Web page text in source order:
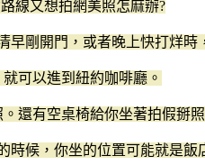
線又想拍網美照怎麻辦?
早剛開門，或者晚上快打烊時
可以進到紐約咖啡廳。
還有空桌椅給你坐著拍假掰照
時候，你坐的位置可能就是飯